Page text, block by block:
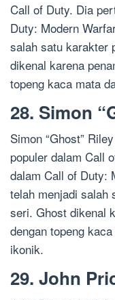
Call of Duty. Dia
Duty: Modern
salah satu karakter
dikenal karena
topeng kaca mata
28. Simon
Simon “Ghost”
populer dalam Call
dalam Call of Duty:
telah menjadi salah
seri. Ghost dikenal
dengan topeng
ikonik.
29. John